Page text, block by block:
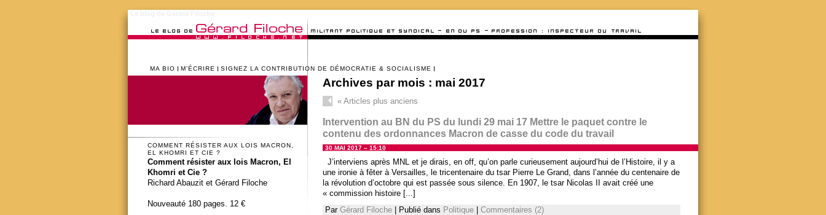
MA BIO M’ÉCRIRE SIGNEZ LA CONTRIBUTION DE DÉMOCRATIE & SOCIALISME
Archives par mois : mai 2017
«Articles plus anciens
Intervention au BN du PS du lundi 29 mai 17 Mettre le paquet contre le
contenu des ordonnances Macron de casse du code du travail
30 MAI 2017 – 15:10
J’interviens après MNL et je dirais, en off, qu’on parle curieusement aujourd’hui de l’Histoire, il y a
une ironie à fêter à Versailles, le tricentenaire du tsar Pierre Le Grand, dans l’année du centenaire de
la révolution d’octobre qui est passée sous silence. En 1907, le tsar Nicolas II avait créé une
« commission histoire [...]
Par Gérard Filoche Publié dans Politique Commentaires (2)
COMMENT RÉSISTER AUX LOIS MACRON,
EL KHOMRI ET CIE ?
Comment résister aux lois Macron, El
Khomri et Cie ?
Richard Abauzit et Gérard Filoche
Nouveauté 180 pages. 12 €